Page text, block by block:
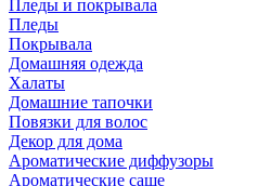
Пледы и покрывала
Пледы
Покрывала
Домашняя одежда
Халаты
Домашние тапочки
Повязки для волос
Декор для дома
Ароматические диффузоры
Ароматические саше